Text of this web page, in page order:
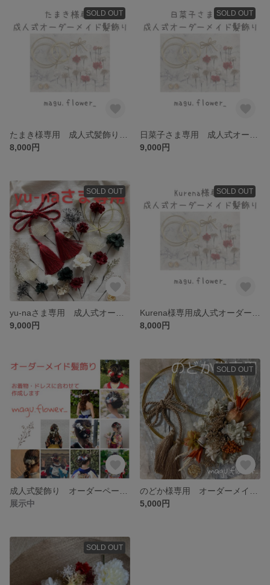
SOLD OUT
8,000円
SOLD OUT
9,000円
SOLD OUT
9,000円
SOLD OUT
8,000円
展示中
SOLD OUT
5,000円
SOLD OUT